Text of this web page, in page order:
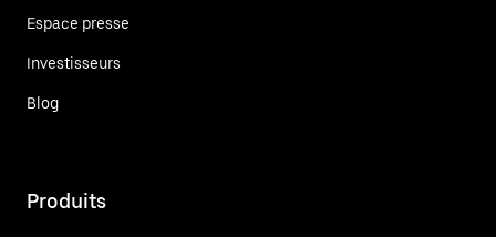
Espace presse
Investisseurs
Blog
Produits